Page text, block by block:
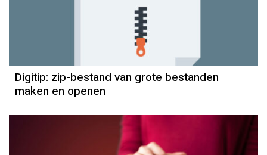
Digitip: zip-bestand van grote bestanden
maken en openen